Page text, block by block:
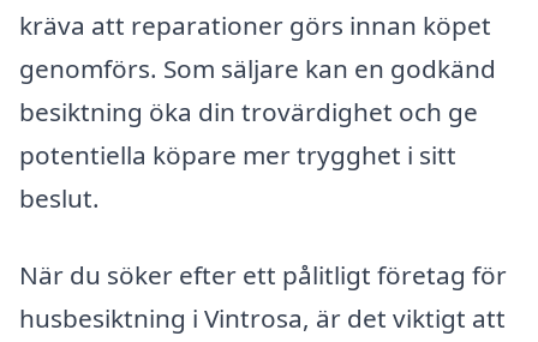
kräva att reparationer görs innan köpet
genomförs. Som säljare kan en godkänd
besiktning öka din trovärdighet och ge
potentiella köpare mer trygghet i sitt
beslut.
När du söker efter ett pålitligt företag för
husbesiktning i Vintrosa, är det viktigt att